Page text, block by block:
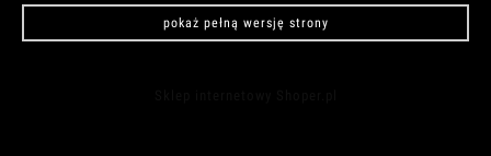
pokaż pełną wersję strony